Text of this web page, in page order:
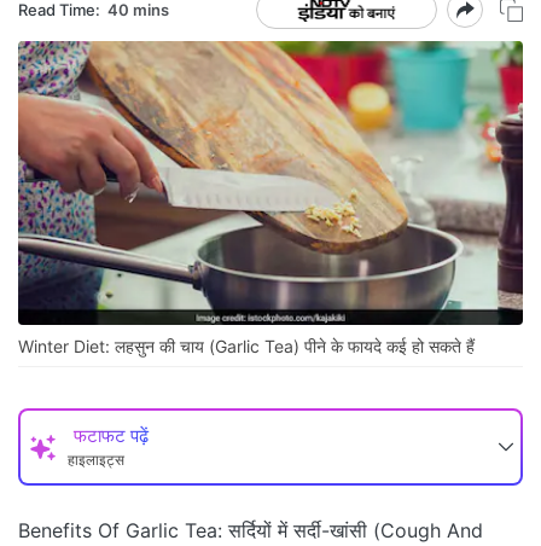
Read Time: 40 mins
Winter Diet: लहसुन की चाय (Garlic Tea) पीने के फायदे कई हो सकते हैं
फटाफट पढ़ें
हाइलाइट्स
Benefits Of Garlic Tea: सर्दियों में सर्दी-खांसी (Cough And